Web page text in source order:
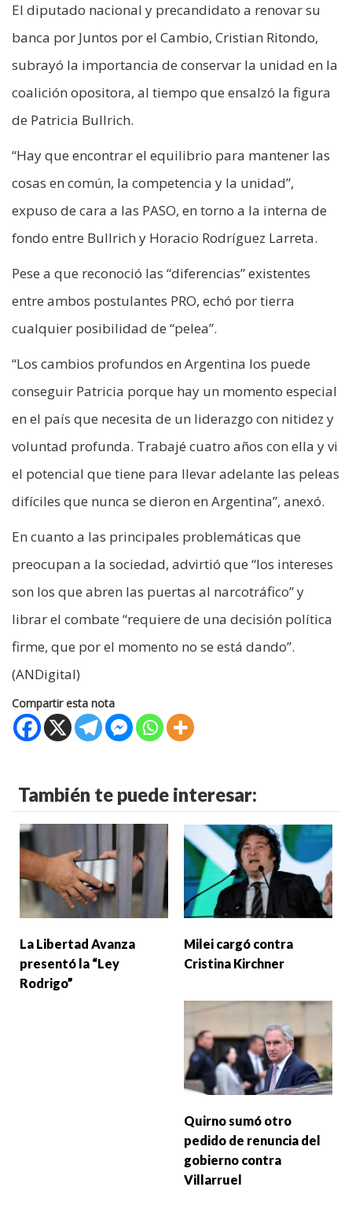
El diputado nacional y precandidato a renovar su
banca por Juntos por el Cambio, Cristian Ritondo,
subrayó la importancia de conservar la unidad en la
coalición opositora, al tiempo que ensalzó la figura
de Patricia Bullrich.
“Hay que encontrar el equilibrio para mantener las
cosas en común, la competencia y la unidad”,
expuso de cara a las PASO, en torno a la interna de
fondo entre Bullrich y Horacio Rodríguez Larreta.
Pese a que reconoció las “diferencias” existentes
entre ambos postulantes PRO, echó por tierra
cualquier posibilidad de “pelea”.
“Los cambios profundos en Argentina los puede
conseguir Patricia porque hay un momento especial
en el país que necesita de un liderazgo con nitidez y
voluntad profunda. Trabajé cuatro años con ella y vi
el potencial que tiene para llevar adelante las peleas
difíciles que nunca se dieron en Argentina”, anexó.
En cuanto a las principales problemáticas que
preocupan a la sociedad, advirtió que “los intereses
son los que abren las puertas al narcotráfico” y
librar el combate “requiere de una decisión política
firme, que por el momento no se está dando”.
(ANDigital)
Compartir esta nota
También te puede interesar:
La Libertad Avanza
presentó la “Ley
Rodrigo”
Milei cargó contra
Cristina Kirchner
Quirno sumó otro
pedido de renuncia del
gobierno contra
Villarruel